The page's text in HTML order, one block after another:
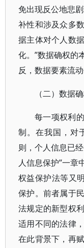
免出现反公地悲
补性和涉及众多
据主体对个人数
化。”数据确权的
反，数据要素流
（二）数据
每一项权利
制。在我国，对
则，个人信息已
人信息保护”一章
权益保护法等又
保护。前者属于
法规定的新型权
适用不同的法律
在此背景下，再